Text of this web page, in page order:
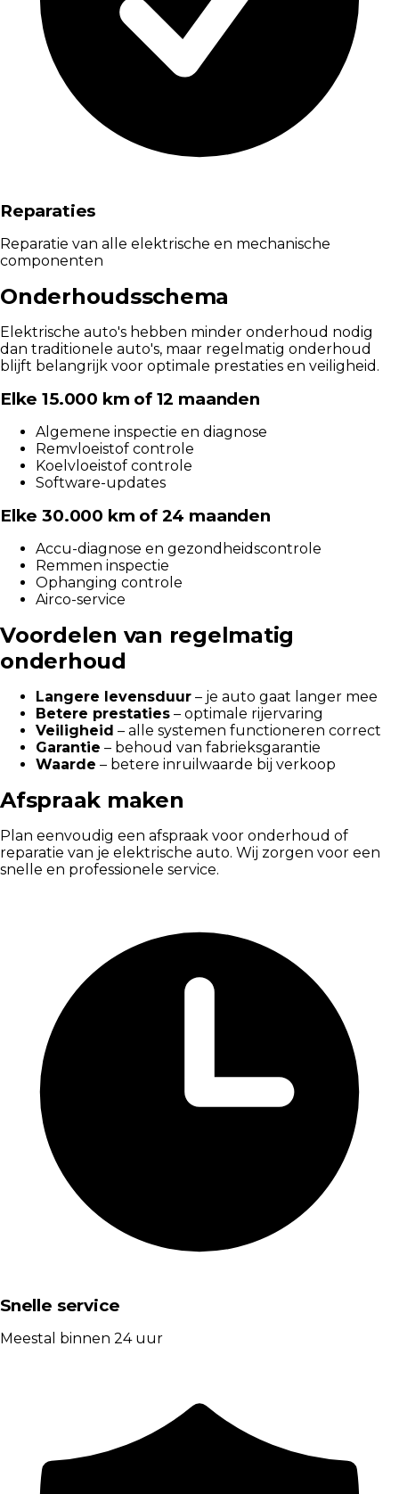
Reparaties
Reparatie van alle elektrische en mechanische
componenten
Onderhoudsschema
Elektrische auto's hebben minder onderhoud nodig
dan traditionele auto's, maar regelmatig onderhoud
blijft belangrijk voor optimale prestaties en veiligheid.
Elke 15.000 km of 12 maanden
Algemene inspectie en diagnose
Remvloeistof controle
Koelvloeistof controle
Software-updates
Elke 30.000 km of 24 maanden
Accu-diagnose en gezondheidscontrole
Remmen inspectie
Ophanging controle
Airco-service
Voordelen van regelmatig
onderhoud
Langere levensduur – je auto gaat langer mee
Betere prestaties – optimale rijervaring
Veiligheid – alle systemen functioneren correct
Garantie – behoud van fabrieksgarantie
Waarde – betere inruilwaarde bij verkoop
Afspraak maken
Plan eenvoudig een afspraak voor onderhoud of
reparatie van je elektrische auto. Wij zorgen voor een
snelle en professionele service.
Snelle service
Meestal binnen 24 uur